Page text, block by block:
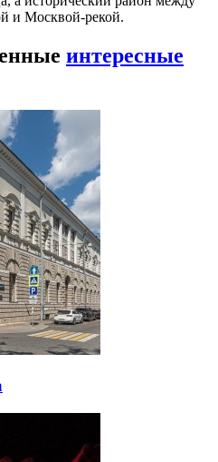
и Москвой-рекой.
интересные